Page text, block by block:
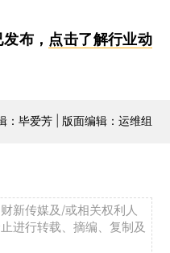
布， 点击了解行业动
：毕爱芳 | 版面编辑：运维组
新传媒及/或相关权利人
进行转载、摘编、复制及